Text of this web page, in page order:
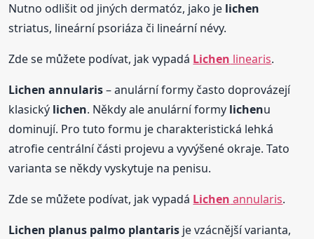
Nutno odlišit od jiných dermatóz, jako je lichen
striatus, lineární psoriáza či lineární névy.
Zde se můžete podívat, jak vypadá Lichen linearis.
Lichen annularis– anulární formy často doprovázejí
klasický lichen. Někdy ale anulární formy lichenu
dominují. Pro tuto formu je charakteristická lehká
atrofie centrální části projevu a vyvýšené okraje. Tato
varianta se někdy vyskytuje na penisu.
Zde se můžete podívat, jak vypadá Lichen annularis.
Lichen planus palmo plantaris je vzácnější varianta,